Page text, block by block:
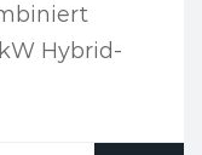
Hybrid-